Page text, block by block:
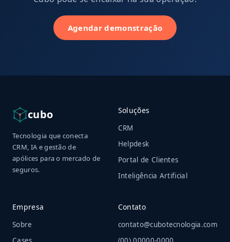
Agendar demonstração
cubo
Tecnologia que conecta
CRM, IA e gestão de
apólices para o mercado de
seguros.
Soluções
CRM
Helpdesk
Portal de Clientes
Inteligência Artificial
Empresa
Sobre
Contato
contato@cubotecnologia.com